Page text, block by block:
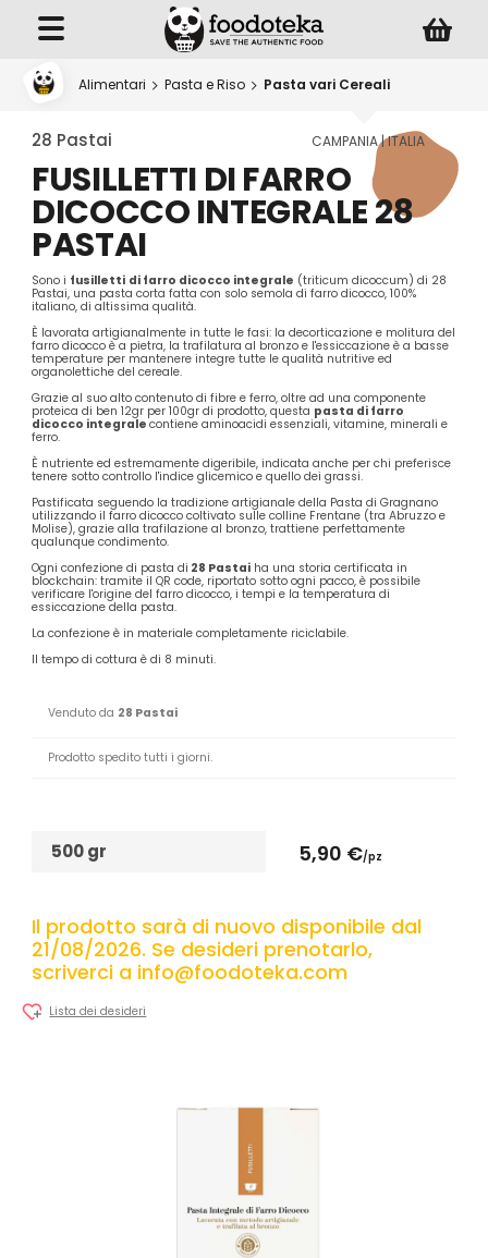
Alimentari Pasta e Riso Pasta vari Cereali
28 Pastai CAMPANIA | ITALIA
FUSILLETTI DI FARRO
DICOCCO INTEGRALE 28
PASTAI
Sono i fusilletti di farro dicocco integrale (triticum dicoccum) di 28
Pastai, una pasta corta fatta con solo semola di farro dicocco, 100%
italiano, di altissima qualità.
È lavorata artigianalmente in tutte le fasi: la decorticazione e molitura del
farro dicocco è a pietra, la trafilatura al bronzo e l'essiccazione è a basse
temperature per mantenere integre tutte le qualità nutritive ed
organolettiche del cereale.
Grazie al suo alto contenuto di fibre e ferro, oltre ad una componente
proteica di ben 12gr per 100gr di prodotto, questa pasta di farro
dicocco integralecontiene aminoacidi essenziali, vitamine, minerali e
ferro.
È nutriente ed estremamente digeribile, indicata anche per chi preferisce
tenere sotto controllo l'indice glicemico e quello dei grassi.
Pastificata seguendo la tradizione artigianale della Pasta di Gragnano
utilizzando il farro dicocco coltivato sulle colline Frentane (tra Abruzzo e
Molise), grazie alla trafilazione al bronzo, trattiene perfettamente
qualunque condimento.
Ogni confezione di pasta di 28 Pastai ha una storia certificata in
blockchain: tramite il QR code, riportato sotto ogni pacco, è possibile
verificare l'origine del farro dicocco, i tempi e la temperatura di
essiccazione della pasta.
La confezione è in materiale completamente riciclabile.
Il tempo di cottura è di 8 minuti.
Venduto da 28 Pastai
Prodotto spedito tutti i giorni.
500 gr 5,90 €/pz
Il prodotto sarà di nuovo disponibile dal
21/08/2026. Se desideri prenotarlo,
scriverci a info@foodoteka.com
Lista dei desideri